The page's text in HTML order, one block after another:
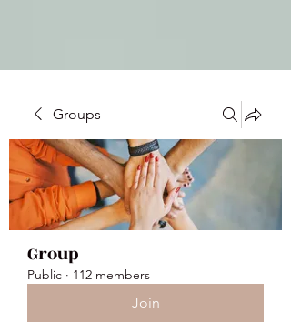
Groups
Group
Public · 112 members
Join